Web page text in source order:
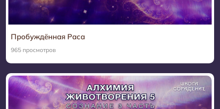
Пробуждённая Раса
965 просмотров